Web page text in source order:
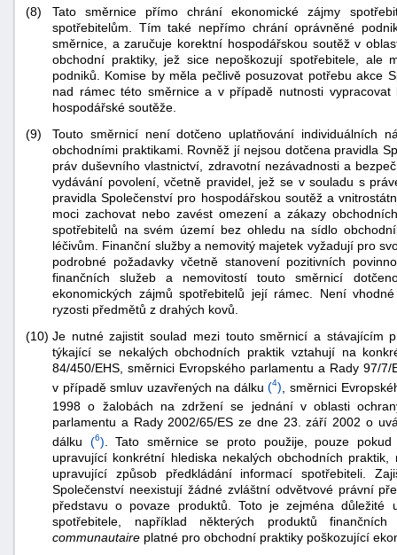
(8)
Tato směrnice přímo chrání ekonomické zájmy
spotřebitelům. Tím také nepřímo chrání oprávněné
směrnice, a zaručuje korektní hospodářskou soutěž v
obchodní praktiky, jež sice nepoškozují spotřebitele, ale
podniků. Komise by měla pečlivě posuzovat potřebu akce
nad rámec této směrnice a v případě nutnosti
hospodářské soutěže.
(9)
Touto směrnicí není dotčeno uplatňování individuálních
obchodními praktikami. Rovněž jí nejsou dotčena pravidla
práv duševního vlastnictví, zdravotní nezávadnosti a
vydávání povolení, včetně pravidel, jež se v souladu s
pravidla Společenství pro hospodářskou soutěž a
moci zachovat nebo zavést omezení a zákazy
spotřebitelů na svém území bez ohledu na sídlo
léčivům. Finanční služby a nemovitý majetek vyžadují pro
podrobné požadavky včetně stanovení pozitivních
finančních služeb a nemovitostí touto směrnicí
ekonomických zájmů spotřebitelů její rámec. Není
ryzosti předmětů z drahých kovů.
(10) Je nutné zajistit soulad mezi touto směrnicí a stávajícím
týkající se nekalých obchodních praktik vztahují na
84/450/EHS, směrnici Evropského parlamentu a Rady 97/
v případě smluv uzavřených na dálku (4) , směrnici
1998 o žalobách na zdržení se jednání v oblasti
parlamentu a Rady 2002/65/ES ze dne 23. září 2002 o
dálku (6) . Tato směrnice se proto použije, pouze
upravující konkrétní hlediska nekalých obchodních
upravující způsob předkládání informací spotřebiteli.
Společenství neexistují žádné zvláštní odvětvové právní
představu o povaze produktů. Toto je zejména
spotřebitele, například některých produktů
communautaire platné pro obchodní praktiky poškozující
škod"